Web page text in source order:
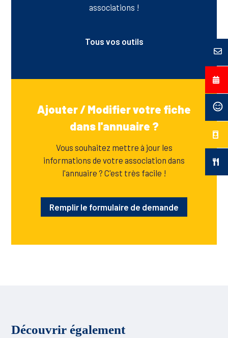
associations !
Tous vos outils
Ajouter / Modifier votre fiche
dans l'annuaire ?
Vous souhaitez mettre à jour les
informations de votre association dans
l'annuaire ? C'est très facile !
Remplir le formulaire de demande
Découvrir également